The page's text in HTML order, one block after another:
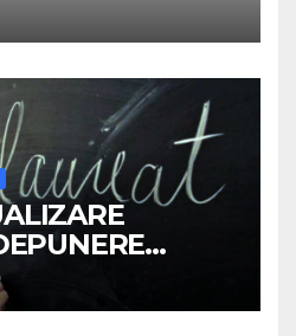
2026-2027
2026